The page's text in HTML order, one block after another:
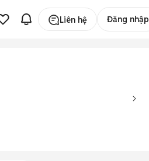
Liên hệ Đăng nhập